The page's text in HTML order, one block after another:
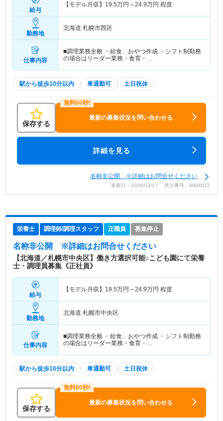
給与
【モデル月収】 19.5万円～24.9万円 程度
勤務地
北海道 札幌市西区
仕事内容
■調理業務全般 ・給食、おやつ作成 ・シフト制勤務
の場合はリーダー業務・食育・…
駅から徒歩10分以内 車通勤可 土日祝休
保存する
最新の募集状況を問い合わせる
詳細を見る
名称非公開 ※詳細はお問合せください
更新日：2026/03/17 求人番号：9894022
栄養士 調理師/調理スタッフ 正職員 募集停止
名称非公開 ※詳細はお問合せください
【北海道／札幌市中央区】働き方選択可能♪こども園にて栄養
士・調理員募集《正社員》
給与
【モデル月収】 19.5万円～24.9万円 程度
勤務地
北海道 札幌市中央区
仕事内容
■調理業務全般 ・給食、おやつ作成 ・シフト制勤務
の場合はリーダー業務・食育・…
駅から徒歩10分以内 車通勤可 土日祝休
保存する
最新の募集状況を問い合わせる